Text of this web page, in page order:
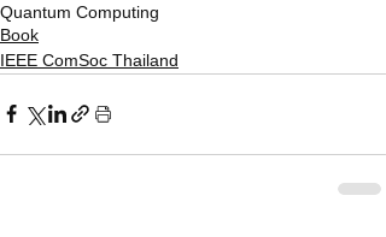
Quantum Computing
Book
IEEE ComSoc Thailand